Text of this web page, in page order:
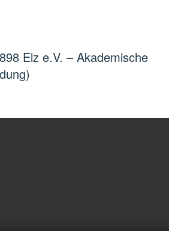
Elz e.V. – Akademische